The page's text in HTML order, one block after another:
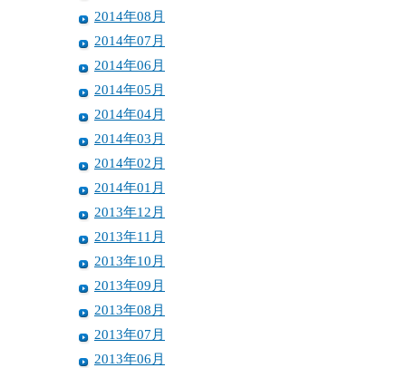
2014年08月
2014年07月
2014年06月
2014年05月
2014年04月
2014年03月
2014年02月
2014年01月
2013年12月
2013年11月
2013年10月
2013年09月
2013年08月
2013年07月
2013年06月